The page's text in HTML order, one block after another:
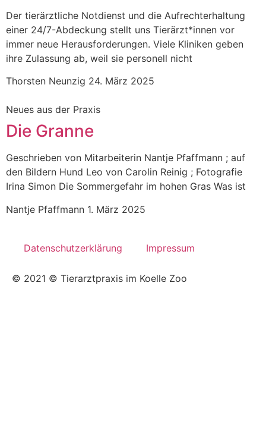
Der tierärztliche Notdienst und die Aufrechterhaltung
einer 24/7-Abdeckung stellt uns Tierärzt*innen vor
immer neue Herausforderungen. Viele Kliniken geben
ihre Zulassung ab, weil sie personell nicht
Thorsten Neunzig 24. März 2025
Neues aus der Praxis
Die Granne
Geschrieben von Mitarbeiterin Nantje Pfaffmann ; auf
den Bildern Hund Leo von Carolin Reinig ; Fotografie
Irina Simon Die Sommergefahr im hohen Gras Was ist
Nantje Pfaffmann 1. März 2025
Datenschutzerklärung Impressum
© 2021 © Tierarztpraxis im Koelle Zoo